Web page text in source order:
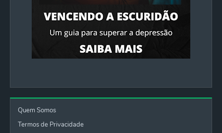
Quem Somos
Termos de Privacidade